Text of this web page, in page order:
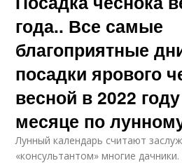
года.. Все самые
благоприятные
посадки ярового
весной в 2022
месяце по
Лунный календарь считают
«консультантом» многие